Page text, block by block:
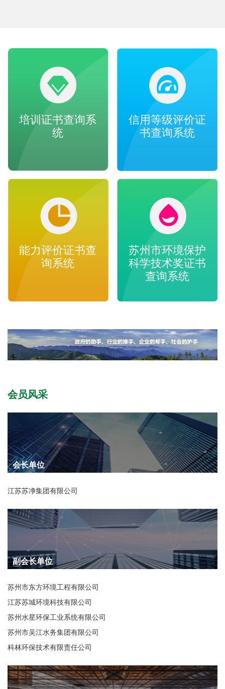
培训证书查询系
统
信用等级评价证
书查询系统
能力评价证书查
询系统
苏州市环境保护
科学技术奖证书
查询系统
会员风采
会长单位
江苏苏净集团有限公司
副会长单位
苏州市东方环境工程有限公司
江苏苏城环境科技有限公司
苏州水星环保工业系统有限公司
苏州市吴江水务集团有限公司
科林环保技术有限责任公司